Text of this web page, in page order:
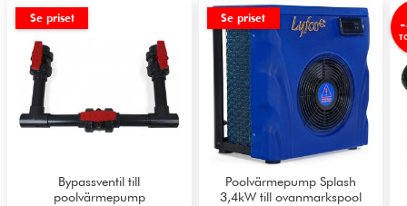
Se priset
Bypassventil till
poolvärmepump
Se priset
Poolvärmepump Splash
3,4kW till ovanmarkspool